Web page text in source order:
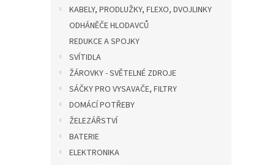
KABELY, PRODLUŽKY, FLEXO, DVOJLINKY
ODHÁNĚČE HLODAVCŮ
REDUKCE A SPOJKY
SVÍTIDLA
ŽÁROVKY - SVĚTELNÉ ZDROJE
SÁČKY PRO VYSAVAČE, FILTRY
DOMÁCÍ POTŘEBY
ŽELEZÁŘSTVÍ
BATERIE
ELEKTRONIKA